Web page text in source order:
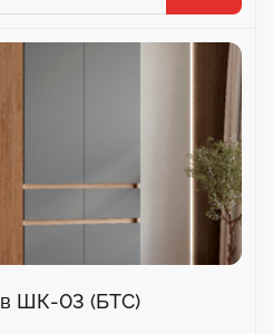
ШК-03 (БТС)